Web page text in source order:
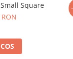
Square